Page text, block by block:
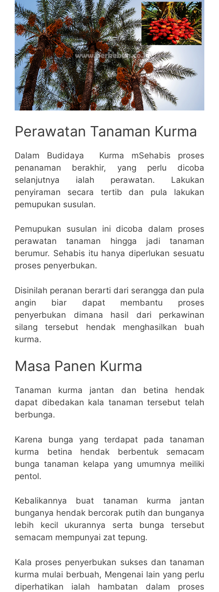
Perawatan Tanaman Kurma
Dalam Budidaya Kurma mSehabis proses
penanaman berakhir, yang perlu dicoba
selanjutnya ialah perawatan. Lakukan
penyiraman secara tertib dan pula lakukan
pemupukan susulan.
Pemupukan susulan ini dicoba dalam proses
perawatan tanaman hingga jadi tanaman
berumur. Sehabis itu hanya diperlukan sesuatu
proses penyerbukan.
Disinilah peranan berarti dari serangga dan pula
angin biar dapat membantu proses
penyerbukan dimana hasil dari perkawinan
silang tersebut hendak menghasilkan buah
kurma.
Masa Panen Kurma
Tanaman kurma jantan dan betina hendak
dapat dibedakan kala tanaman tersebut telah
berbunga.
Karena bunga yang terdapat pada tanaman
kurma betina hendak berbentuk semacam
bunga tanaman kelapa yang umumnya meiliki
pentol.
Kebalikannya buat tanaman kurma jantan
bunganya hendak bercorak putih dan bunganya
lebih kecil ukurannya serta bunga tersebut
semacam mempunyai zat tepung.
Kala proses penyerbukan sukses dan tanaman
kurma mulai berbuah, Mengenai lain yang perlu
diperhatikan ialah hambatan dalam proses